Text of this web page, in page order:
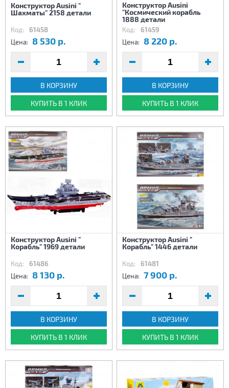
Конструктор Ausini "
Шахматы" 2158 детали
Код: 61458
Цена: 8 530 р.
В КОРЗИНУ
КУПИТЬ В 1 КЛИК
Конструктор Ausini
"Космический корабль
1888 детали
Код: 61459
Цена: 8 220 р.
В КОРЗИНУ
КУПИТЬ В 1 КЛИК
Конструктор Ausini "
Корабль" 1969 детали
Код: 61486
Цена: 8 130 р.
В КОРЗИНУ
КУПИТЬ В 1 КЛИК
Конструктор Ausini "
Корабль" 1446 детали
Код: 61481
Цена: 7 900 р.
В КОРЗИНУ
КУПИТЬ В 1 КЛИК